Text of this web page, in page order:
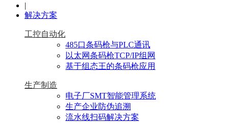
|
解决方案
工控自动化
485口条码枪与PLC通讯
以太网条码枪TCP/IP组网
基于组态王的条码枪应用
生产制造
电子厂SMT智能管理系统
生产企业防伪追溯
流水线扫码解决方案